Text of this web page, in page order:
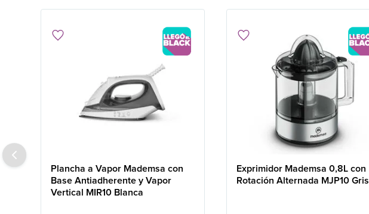
Plancha a Vapor Mademsa con
Base Antiadherente y Vapor
Vertical MIR10 Blanca
Exprimidor Mademsa 0,8L con
Rotación Alternada MJP10 Gris